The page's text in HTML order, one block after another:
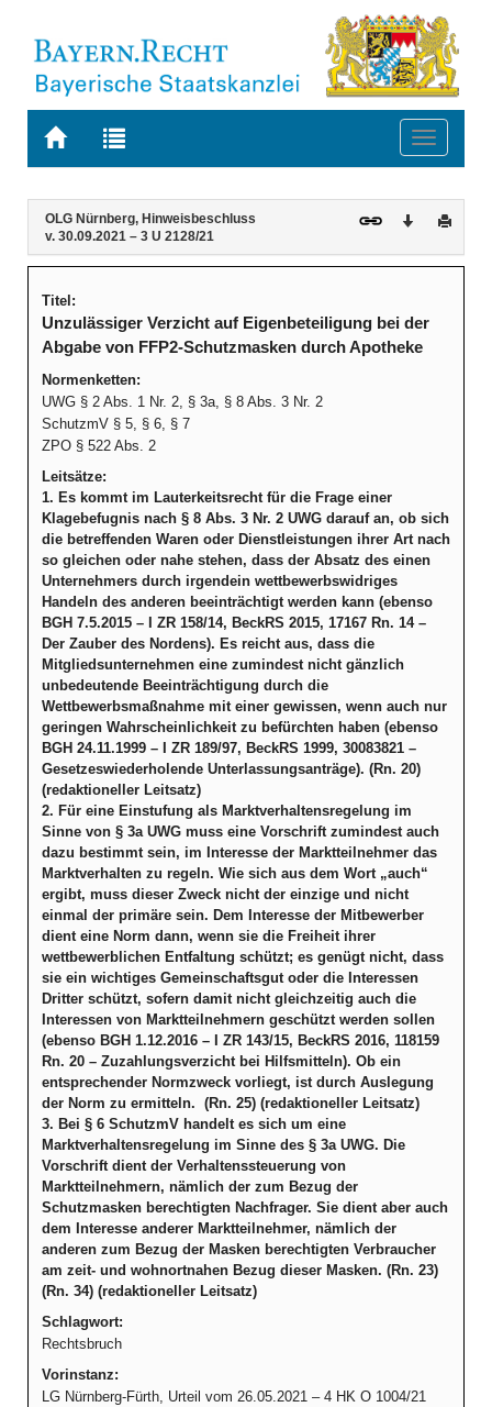
Zur
BAYERN.RECHT
Zur
letzten
Suche
Toggle
Navigation
Inhalt
OLG Nürnberg, Hinweisbeschluss
v. 30.09.2021 – 3 U 2128/21
Download
Titel:
Unzulässiger Verzicht auf Eigenbeteiligung bei der
Abgabe von FFP2-Schutzmasken durch Apotheke
Normenketten:
UWG § 2 Abs. 1 Nr. 2, § 3a, § 8 Abs. 3 Nr. 2
SchutzmV § 5, § 6, § 7
ZPO § 522 Abs. 2
Leitsätze:
1. Es kommt im Lauterkeitsrecht für die Frage einer
Klagebefugnis nach § 8 Abs. 3 Nr. 2 UWG darauf an, ob sich
die betreffenden Waren oder Dienstleistungen ihrer Art nach
so gleichen oder nahe stehen, dass der Absatz des einen
Unternehmers durch irgendein wettbewerbswidriges
Handeln des anderen beeinträchtigt werden kann (ebenso
BGH 7.5.2015 – I ZR 158/14, BeckRS 2015, 17167 Rn. 14 –
Der Zauber des Nordens). Es reicht aus, dass die
Mitgliedsunternehmen eine zumindest nicht gänzlich
unbedeutende Beeinträchtigung durch die
Wettbewerbsmaßnahme mit einer gewissen, wenn auch nur
geringen Wahrscheinlichkeit zu befürchten haben (ebenso
BGH 24.11.1999 – I ZR 189/97, BeckRS 1999, 30083821 –
Gesetzeswiederholende Unterlassungsanträge). (Rn. 20)
(redaktioneller Leitsatz)
2. Für eine Einstufung als Marktverhaltensregelung im
Sinne von § 3a UWG muss eine Vorschrift zumindest auch
dazu bestimmt sein, im Interesse der Marktteilnehmer das
Marktverhalten zu regeln. Wie sich aus dem Wort „auch“
ergibt, muss dieser Zweck nicht der einzige und nicht
einmal der primäre sein. Dem Interesse der Mitbewerber
dient eine Norm dann, wenn sie die Freiheit ihrer
wettbewerblichen Entfaltung schützt; es genügt nicht, dass
sie ein wichtiges Gemeinschaftsgut oder die Interessen
Dritter schützt, sofern damit nicht gleichzeitig auch die
Interessen von Marktteilnehmern geschützt werden sollen
(ebenso BGH 1.12.2016 – I ZR 143/15, BeckRS 2016, 118159
Rn. 20 – Zuzahlungsverzicht bei Hilfsmitteln). Ob ein
entsprechender Normzweck vorliegt, ist durch Auslegung
der Norm zu ermitteln. (Rn. 25) (redaktioneller Leitsatz)
3. Bei § 6 SchutzmV handelt es sich um eine
Marktverhaltensregelung im Sinne des § 3a UWG. Die
Vorschrift dient der Verhaltenssteuerung von
Marktteilnehmern, nämlich der zum Bezug der
Schutzmasken berechtigten Nachfrager. Sie dient aber auch
dem Interesse anderer Marktteilnehmer, nämlich der
anderen zum Bezug der Masken berechtigten Verbraucher
am zeit- und wohnortnahen Bezug dieser Masken. (Rn. 23)
(Rn. 34) (redaktioneller Leitsatz)
Schlagwort:
Rechtsbruch
Vorinstanz:
LG Nürnberg-Fürth, Urteil vom 26.05.2021 – 4 HK O 1004/21